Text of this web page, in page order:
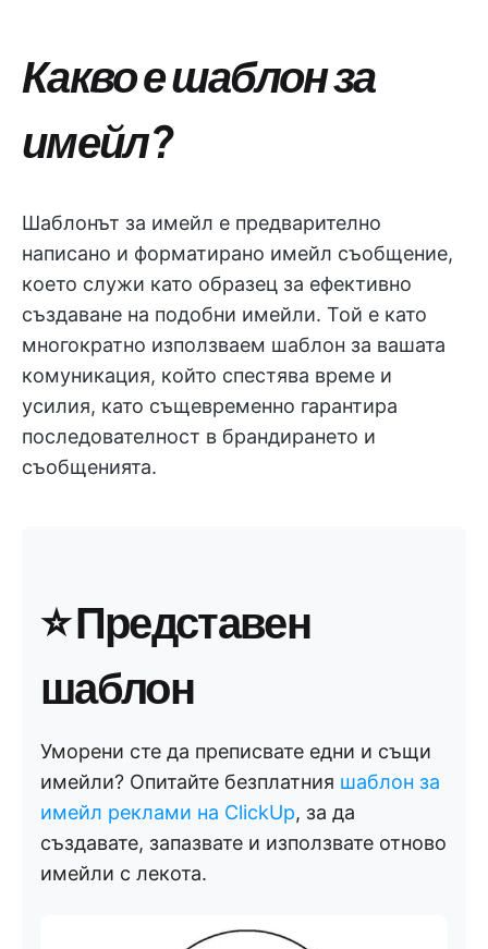
Какво е шаблон за
имейл?
Шаблонът за имейл е предварително
написано и форматирано имейл съобщение,
което служи като образец за ефективно
създаване на подобни имейли. Той е като
многократно използваем шаблон за вашата
комуникация, който спестява време и
усилия, като същевременно гарантира
последователност в брандирането и
съобщенията.
⭐ Представен
шаблон
Уморени сте да преписвате едни и същи
имейли? Опитайте безплатния шаблон за
имейл реклами на ClickUp, за да
създавате, запазвате и използвате отново
имейли с лекота.